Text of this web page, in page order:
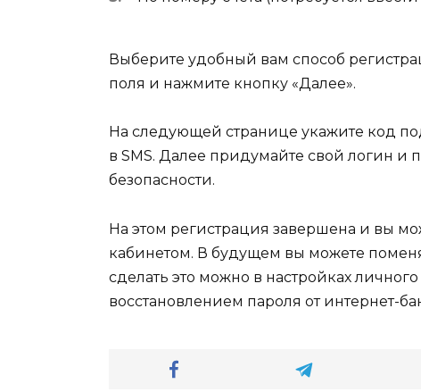
Выберите удобный вам способ
поля и нажмите кнопку «Далее».
На следующей странице укажите код
в SMS. Далее придумайте свой логин
безопасности.
На этом регистрация завершена и вы
кабинетом. В будущем вы можете
сделать это можно в настройках
восстановлением пароля от интернет-